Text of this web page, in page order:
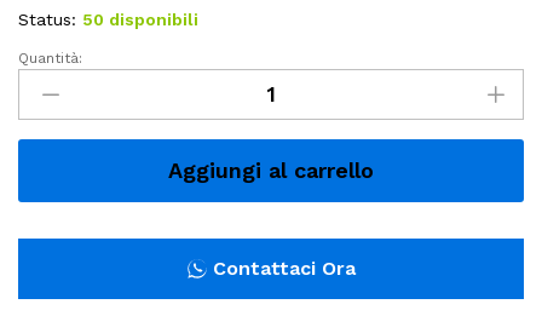
Status: 50 disponibili
Piatto
Bio
Piano
da
Quantità:
Aggiungi al carrello
Contattaci Ora